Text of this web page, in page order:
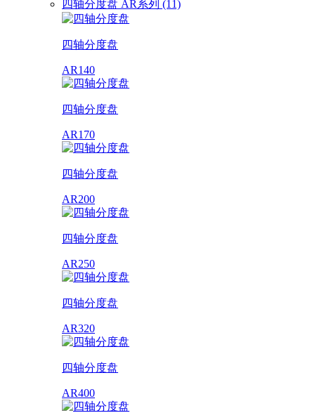
四轴分度盘 AR系列 (11)
四轴分度盘
AR140
四轴分度盘
AR170
四轴分度盘
AR200
四轴分度盘
AR250
四轴分度盘
AR320
四轴分度盘
AR400